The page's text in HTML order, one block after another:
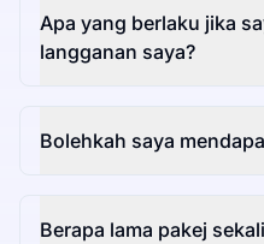
Apa yang berlaku jika
langganan saya?
Bolehkah saya
Berapa lama pakej